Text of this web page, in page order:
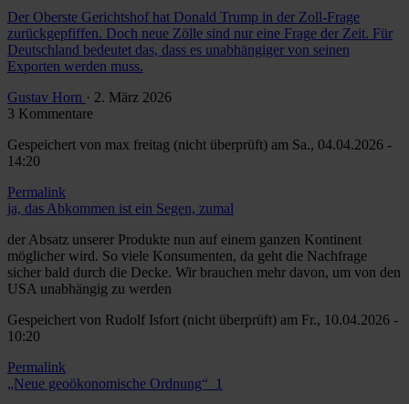
Der Oberste Gerichtshof hat Donald Trump in der Zoll-Frage
zurückgepfiffen. Doch neue Zölle sind nur eine Frage der Zeit. Für
Deutschland bedeutet das, dass es unabhängiger von seinen
Exporten werden muss.
Gustav Horn · 2. März 2026
3 Kommentare
Gespeichert von max freitag (nicht überprüft) am Sa., 04.04.2026 -
14:20
Permalink
ja, das Abkommen ist ein Segen, zumal
der Absatz unserer Produkte nun auf einem ganzen Kontinent
möglicher wird. So viele Konsumenten, da geht die Nachfrage
sicher bald durch die Decke. Wir brauchen mehr davon, um von den
USA unabhängig zu werden
Gespeichert von Rudolf Isfort (nicht überprüft) am Fr., 10.04.2026 -
10:20
Permalink
„Neue geoökonomische Ordnung“_1